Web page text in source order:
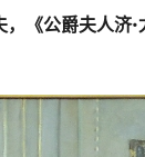
，《公爵夫人济•